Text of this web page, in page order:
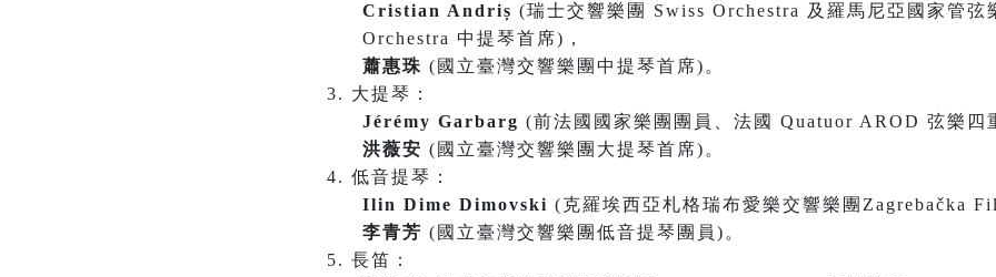
Cristian Andriș (瑞士交響樂團 Swiss Orchestra 及羅馬尼亞國家管
Orchestra 中提琴首席)，
蕭惠珠 (國立臺灣交響樂團中提琴首席)。
大提琴：
Jérémy Garbarg (前法國國家樂團團員、法國 Quatuor AROD 弦樂四
洪薇安 (國立臺灣交響樂團大提琴首席)。
低音提琴：
Ilin Dime Dimovski (克羅埃西亞札格瑞布愛樂交響樂團Zagrebačka
李青芳 (國立臺灣交響樂團低音提琴團員)。
長笛：